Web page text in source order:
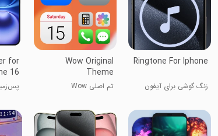
Ringtone For Iphone
زنگ گوشی برای آیفون
Wow Original
Theme
تم اصلی Wow
for
16